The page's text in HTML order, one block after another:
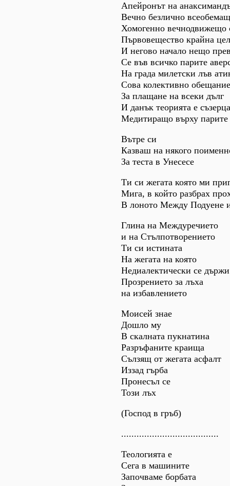
Апейронът на
Вечно безлично
Хомогенно вечнодвижещо
Първовещество крайна
И негово начало нещо
Се във всичко парите
На града милетски лъв
Сова колективно обещание
За плащане на всеки дълг
И данък теорията е
Медитиращо върху парите
Вътре си
Казваш на някого
За теста в Унесесе
Ти си жегата която ми
Мига, в който разбрах
В лоното Между Подуене
Глина на Междуречието
и на Стълпотворението
Ти си истината
На жегата на която
Недиалектически се държи
Прозрението за лъха
на избавлението
Моисей знае
Дошло му
В скалната пукнатина
Разръфаните краища
Сълзящ от жегата асфалт
Иззад гърба
Пронесъл се
Този лъх
(Господ в гръб)
......................................
Теологията е
Сега в машините
Започваме борбата